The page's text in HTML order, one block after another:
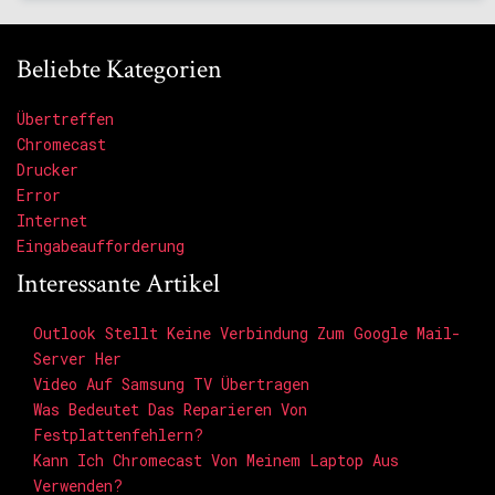
Beliebte Kategorien
Übertreffen
Chromecast
Drucker
Error
Internet
Eingabeaufforderung
Interessante Artikel
Outlook Stellt Keine Verbindung Zum Google Mail-
Server Her
Video Auf Samsung TV Übertragen
Was Bedeutet Das Reparieren Von
Festplattenfehlern?
Kann Ich Chromecast Von Meinem Laptop Aus
Verwenden?